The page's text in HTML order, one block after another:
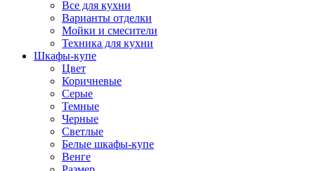
Все для кухни
Варианты отделки
Мойки и смесители
Техника для кухни
Шкафы-купе
Цвет
Коричневые
Серые
Темные
Черные
Светлые
Белые шкафы-купе
Венге